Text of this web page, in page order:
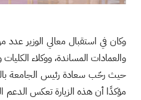
وكان في استقبال معالي الوزير عدد
والعمادات المساندة، ووكلاء
حيث رحّب سعادة رئيس الجامعة
مؤكدًا أن هذه الزيارة تعكس الدعم